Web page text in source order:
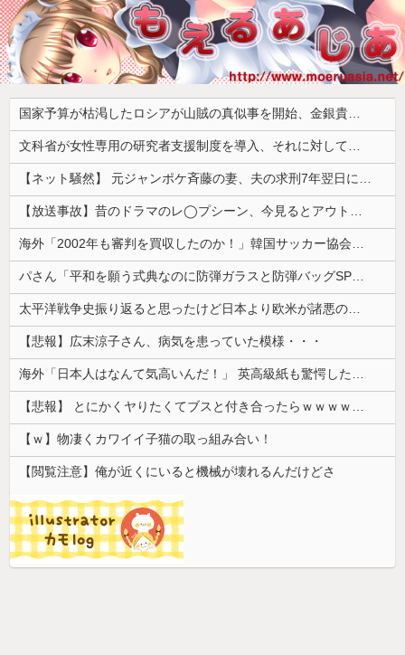
国家予算が枯渇したロシアが山賊の真似事を開始、金銀貴金属じゃなくて自動車とかってところがリアリティありすぎる……
文科省が女性専用の研究者支援制度を導入、それに対して子育て負担に苦しむ若手男性研究者は……
【ネット騒然】 元ジャンポケ斉藤の妻、夫の求刑7年翌日にインスタ更新！その内容がガチでヤバすぎる…
【放送事故】昔のドラマのレ◯プシーン、今見るとアウトすぎる・・・
海外「2002年も審判を買収したのか！」韓国サッカー協会による国際試合の審判買収が発覚し大騒ぎ！【海外の反応】
パさん「平和を願う式典なのに防弾ガラスと防弾バッグSPで囲まれた壇上でスピーチする人が総理大臣」
太平洋戦争史振り返ると思ったけど日本より欧米が諸悪の根源やん
【悲報】広末涼子さん、病気を患っていた模様・・・
海外「日本人はなんて気高いんだ！」 英高級紙も驚愕した極限の中の日本人の姿に世界が衝撃
【悲報】 とにかくヤりたくてブスと付き合ったらｗｗｗｗｗｗｗｗｗｗｗｗｗｗｗ
【ｗ】物凄くカワイイ子猫の取っ組み合い！
【閲覧注意】俺が近くにいると機械が壊れるんだけどさ